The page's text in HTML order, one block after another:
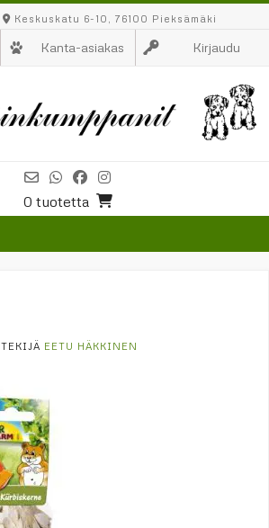
Keskuskatu 6-10, 76100 Pieksämäki
Kanta-asiakas Kirjaudu
0 tuotetta
TEKIJÄ EETU HÄKKINEN